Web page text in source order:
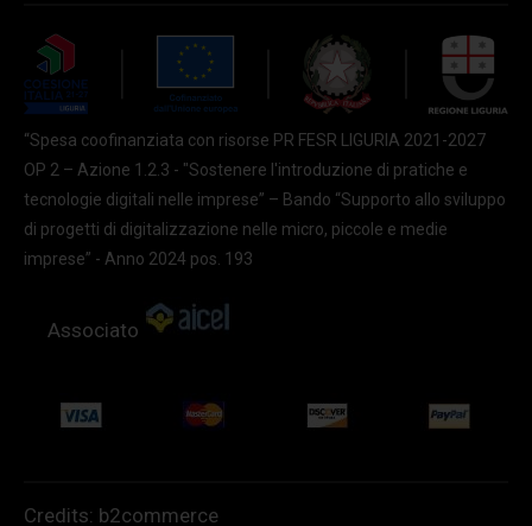
“Spesa coofinanziata con risorse PR FESR LIGURIA 2021-2027
OP 2 – Azione 1.2.3 - "Sostenere l'introduzione di pratiche e
tecnologie digitali nelle imprese” – Bando “Supporto allo sviluppo
di progetti di digitalizzazione nelle micro, piccole e medie
imprese” - Anno 2024 pos. 193
Associato
Credits: b2commerce